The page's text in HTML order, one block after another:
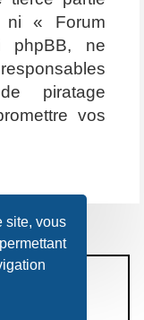
site, vous
ni « Forum
phpBB, ne
piratage
vos